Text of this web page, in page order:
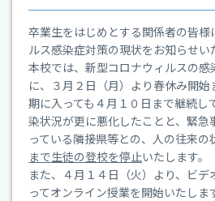
校・
卒業生をはじめとする関係者の皆様
ルス感染症対策の現状をお知らせい
本校では、新型コロナウィルスの感
に、３月２日（月）より春休み開
期に入っても４月１０日まで継続し
染状況が更に悪化したことと、緊急
っている隣接県等との、人の往来の
まで生徒の登校を停止いたします。
また、４月１４日（火）より、ビデ
ってオンライン授業を開始いたしま